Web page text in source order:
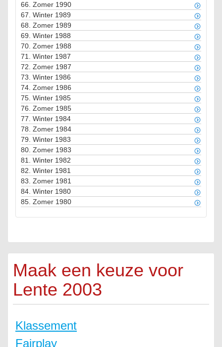
66. Zomer 1990
67. Winter 1989
68. Zomer 1989
69. Winter 1988
70. Zomer 1988
71. Winter 1987
72. Zomer 1987
73. Winter 1986
74. Zomer 1986
75. Winter 1985
76. Zomer 1985
77. Winter 1984
78. Zomer 1984
79. Winter 1983
80. Zomer 1983
81. Winter 1982
82. Winter 1981
83. Zomer 1981
84. Winter 1980
85. Zomer 1980
Maak een keuze voor
Lente 2003
Klassement
Fairplay